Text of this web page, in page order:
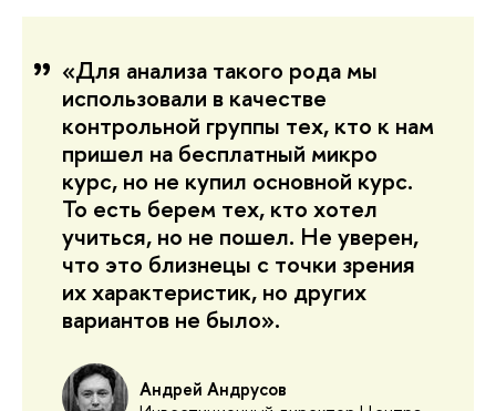
«Для анализа такого рода мы
использовали в качестве
контрольной группы тех, кто к нам
пришел на бесплатный микро
курс, но не купил основной курс.
То есть берем тех, кто хотел
учиться, но не пошел. Не уверен,
что это близнецы с точки зрения
их характеристик, но других
вариантов не было».
Андрей Андрусов